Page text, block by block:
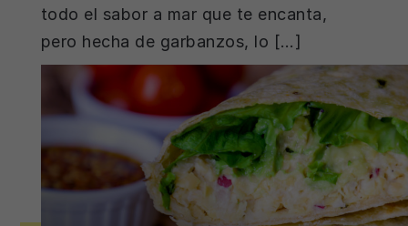
todo el sabor a mar que te encanta,
pero hecha de garbanzos, lo […]